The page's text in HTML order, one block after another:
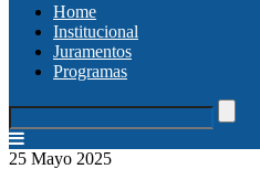
Home
Institucional
Juramentos
Programas
25 Mayo 2025